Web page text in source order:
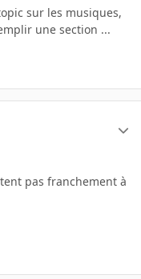
sur les musiques,
une section ...
pas franchement à